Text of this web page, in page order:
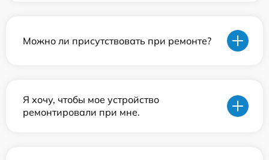
Можно ли присутствовать при ремонте?
Я хочу, чтобы мое устройство
ремонтировали при мне.